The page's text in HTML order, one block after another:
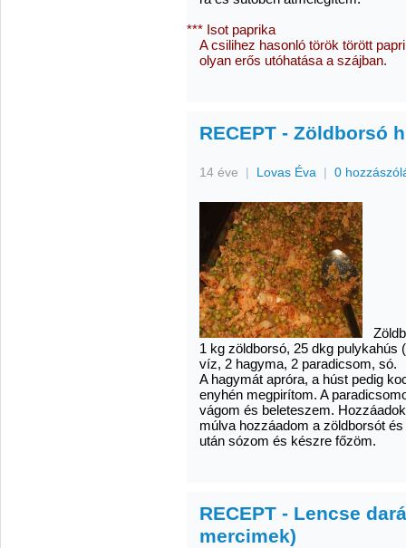
*** Isot paprika
A csilihez hasonló török törött
olyan erős utóhatása a szájban.
RECEPT - Zöldborsó
14 éve | Lovas Éva | 0
1 kg zöldborsó, 25 dkg
víz, 2 hagyma, 2 paradicsom, só.
A hagymát apróra, a húst pedig
enyhén megpirítom. A
vágom és beleteszem.
múlva hozzáadom a zöldborsót
után sózom és készre főzöm.
RECEPT - Lencse
mercimek)